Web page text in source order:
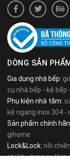
DÒNG SẢN
Gia dụng nhà bếp:
cụ nhà bếp - kệ bếp -
Phụ kiện nhà tắm:
kệ ngang inox 304 -
Sản phẩm chính
gihome
Lock&Lock: nồi
nhiệt-dụng cụ làm